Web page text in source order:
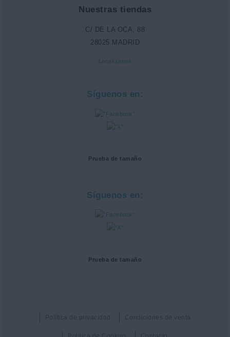
Nuestras tiendas
C/ DE LA OCA, 88
28025 MADRID
Localízanos
Síguenos en:
Prueba de tamaño
Síguenos en:
Prueba de tamaño
Política de privacidad Condiciones de venta